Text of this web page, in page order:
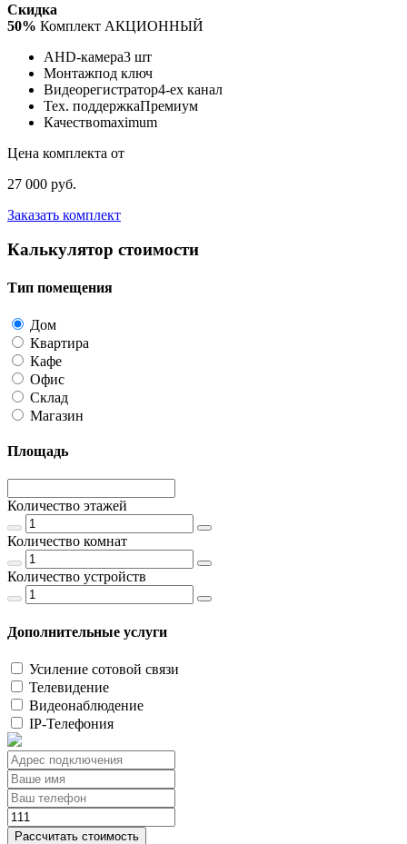
Скидка
50% Комплект АКЦИОННЫЙ
AHD-камера3 шт
Монтажпод ключ
Видеорегистратор4-ех канал
Тех. поддержкаПремиум
Качествоmaximum
Цена комплекта от
27 000 руб.
Заказать комплект
Калькулятор стоимости
Тип помещения
Дом
Квартира
Кафе
Офис
Склад
Магазин
Площадь
Количество этажей
Количество комнат
Количество устройств
Дополнительные услуги
Усиление сотовой связи
Телевидение
Видеонаблюдение
IP-Телефония
Рассчитать стоимость